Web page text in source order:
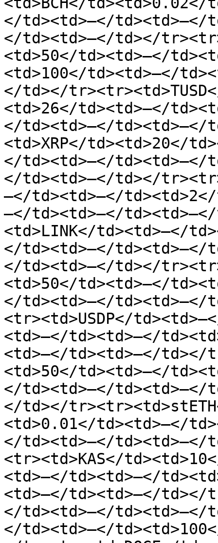
</td><td>—</td><td>—</
</td><td>—</td></
<td>50</td><td>—</
<td>100</td><td>—</
</td></
<td>26</td><td>—</
</td><td>—</
<td>XRP</td><td>20</
</td><td>—</td><td>—</
</td><td>—</td></
—</td><td>—</
—</td><td>—</
<td>LINK</td><td>—</
</td><td>—</td><td>—</
</td><td>—</td></
<td>50</td><td>—</
</td><td>—</td><td>—</
<tr><td>USDP</
<td>—</td><td>—</
<td>—</td><td>—</td></
<td>50</td><td>—</
</td><td>—</td><td>—</
</td></
<td>0.01</td><td>—</
</td><td>—</td><td>—</
<tr><td>KAS</
<td>—</td><td>—</
<td>—</td><td>—</td></
</td><td>—</td><td>—</
</td><td>—</